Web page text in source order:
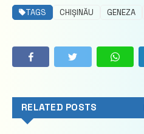
TAGS CHIȘINĂU GENEZA
RELATED POSTS